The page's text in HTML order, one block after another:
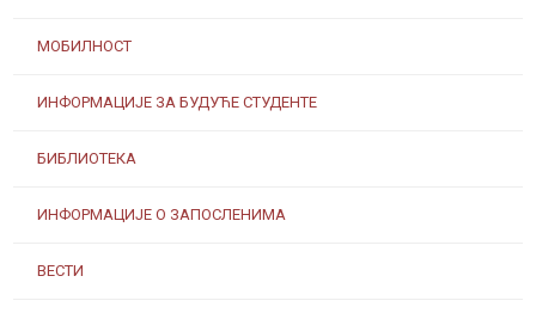
МОБИЛНОСТ
ИНФОРМАЦИЈЕ ЗА БУДУЋЕ СТУДЕНТЕ
БИБЛИОТЕКА
ИНФОРМАЦИЈЕ О ЗАПОСЛЕНИМА
ВЕСТИ